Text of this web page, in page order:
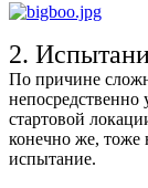
2.
По причине
непосредственно
стартовой
конечно же, тоже
испытание.